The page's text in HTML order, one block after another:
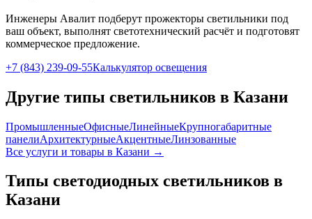
Инженеры Авалит подберут прожекторы светильники под
ваш объект, выполнят светотехнический расчёт и подготовят
коммерческое предложение.
+7 (843) 239-09-55Калькулятор освещения
Другие типы светильников в Казани
ПромышленныеОфисныеЛинейныеКрупногабаритные
панелиАрхитектурныеАкцентныеЛинзованные
Все услуги и товары в Казани →
Типы светодиодных светильников в
Казани